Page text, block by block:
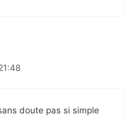
doute pas si simple